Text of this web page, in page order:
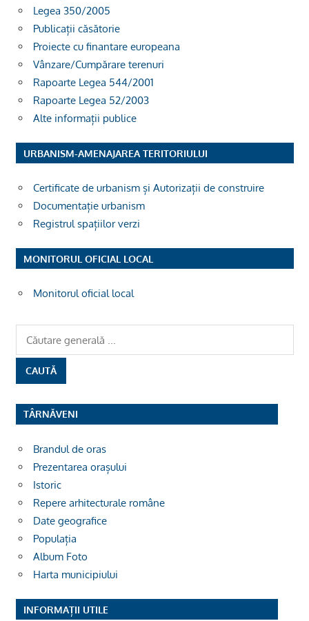
Legea 350/2005
Publicații căsătorie
Proiecte cu finantare europeana
Vânzare/Cumpărare terenuri
Rapoarte Legea 544/2001
Rapoarte Legea 52/2003
Alte informații publice
URBANISM-AMENAJAREA TERITORIULUI
Certificate de urbanism și Autorizații de construire
Documentație urbanism
Registrul spațiilor verzi
MONITORUL OFICIAL LOCAL
Monitorul oficial local
TÂRNĂVENI
Brandul de oras
Prezentarea orașului
Istoric
Repere arhitecturale române
Date geografice
Populația
Album Foto
Harta municipiului
INFORMAȚII UTILE